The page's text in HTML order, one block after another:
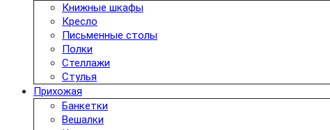
Книжные шкафы
Кресло
Письменные столы
Полки
Стеллажи
Стулья
Прихожая
Банкетки
Вешалки